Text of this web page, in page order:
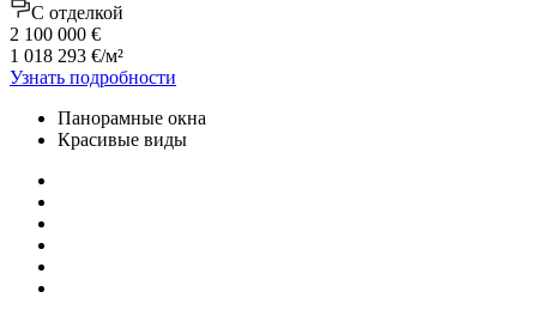
C отделкой
2 100 000 €
1 018 293 €/м²
Узнать подробности
Панорамные окна
Красивые виды